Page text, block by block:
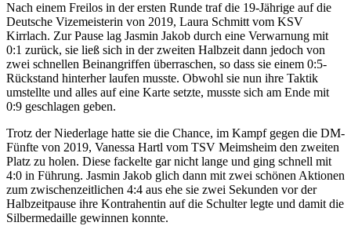
Nach einem Freilos in der ersten Runde traf die 19-Jährige auf die
Deutsche Vizemeisterin von 2019, Laura Schmitt vom KSV
Kirrlach. Zur Pause lag Jasmin Jakob durch eine Verwarnung mit
0:1 zurück, sie ließ sich in der zweiten Halbzeit dann jedoch von
zwei schnellen Beinangriffen überraschen, so dass sie einem 0:5-
Rückstand hinterher laufen musste. Obwohl sie nun ihre Taktik
umstellte und alles auf eine Karte setzte, musste sich am Ende mit
0:9 geschlagen geben.
Trotz der Niederlage hatte sie die Chance, im Kampf gegen die DM-
Fünfte von 2019, Vanessa Hartl vom TSV Meimsheim den zweiten
Platz zu holen. Diese fackelte gar nicht lange und ging schnell mit
4:0 in Führung. Jasmin Jakob glich dann mit zwei schönen Aktionen
zum zwischenzeitlichen 4:4 aus ehe sie zwei Sekunden vor der
Halbzeitpause ihre Kontrahentin auf die Schulter legte und damit die
Silbermedaille gewinnen konnte.